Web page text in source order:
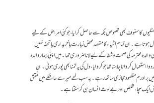
گھٹلیوں کا سفوف بھی مخصوص جگہ سے حاصل کرایا، جو کئی امراض کے لیے
ہوتا ہے۔ ان تمام اشیاء کا مقصد محض زیارت یا خریداری یا تحفہ نہیں
والدہ محترمہ کی صحت و شفا کے لیے لانا ضروری تھا۔ میں اپنی بیمار والدہ
استعمال کروانا چاہتا تھا جو کروایا، دل کی یہ تمنا بھی پوری ہوئی۔ ان
برادرم مقصود حجازی ساتھ رہے۔ یہ سب لمحے میرے حافظے میں نقش
ایک سچا، مخلص اور بےلوث انسان ہی کر سکتا ہے۔